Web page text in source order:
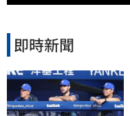
即時新聞